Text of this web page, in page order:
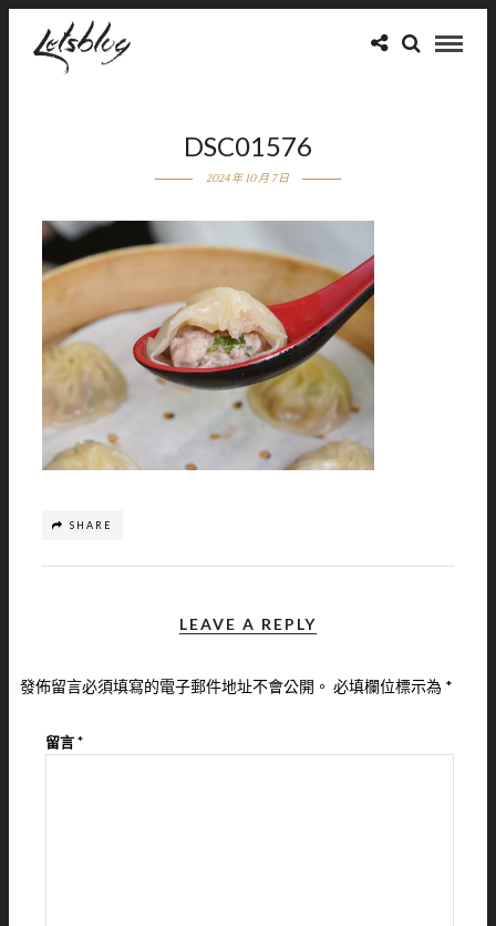
DSC01576
2024 年 10 月 7 日
SHARE
LEAVE A REPLY
發佈留言必須填寫的電子郵件地址不會公開。 必填欄位標示為 *
留言*